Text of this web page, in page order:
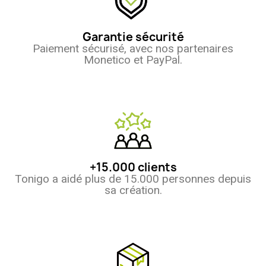
Garantie sécurité
Paiement sécurisé, avec nos partenaires
Monetico et PayPal.
+15.000 clients
Tonigo a aidé plus de 15.000 personnes depuis
sa création.